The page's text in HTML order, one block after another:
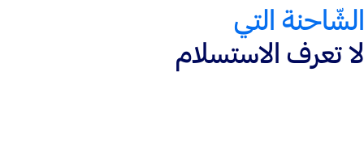
الشّاحنة التي
لا تعرف الاستسلام